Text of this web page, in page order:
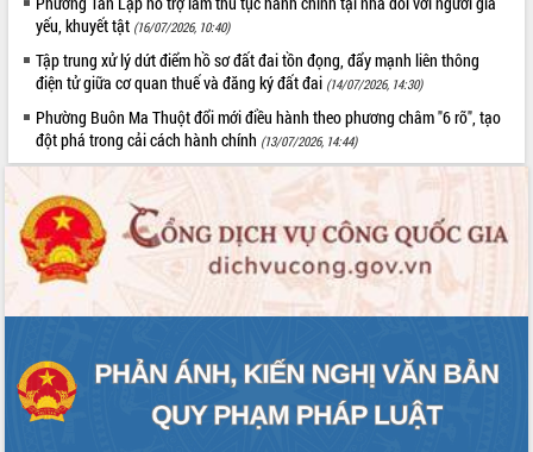
Phát động chiến dịch 30 ngày đêm
giải phóng mặt bằng Tuyến đường bộ
ven biển
Đắk Lắk nỗ lực thúc đẩy tăng trưởng
kinh tế từ 10% trở lên trong Quý
II/2026
chuyển đổi số giai đoạn 2026 – 2030
với Tập đoàn Bưu chính Viễn thông
Việt Nam
Thứ trưởng Bộ Y tế làm việc với tỉnh
Đắk Lắk về phát triển nhân lực y tế
Du lịch Đắk Lắk nâng tầm trải nghiệm
du khách thông qua Hệ thống cơ sở dữ
liệu và Bản đồ số
yếu, khuyết tật (16/07/2026, 10:40)
Tập trung xử lý dứt điểm hồ sơ đất đai tồn đọng, đẩy mạnh liên thông
điện tử giữa cơ quan thuế và đăng ký đất đai (14/07/2026, 14:30)
Phường Buôn Ma Thuột đổi mới điều hành theo phương châm "6 rõ", tạo
đột phá trong cải cách hành chính (13/07/2026, 14:44)